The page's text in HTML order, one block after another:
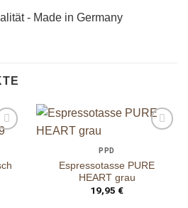
‐ Made in Germany
Espressotasse PURE
HEART grau
PPD
19,95 €